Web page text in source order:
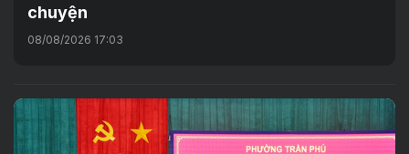
chuyện
08/08/2026 17:03